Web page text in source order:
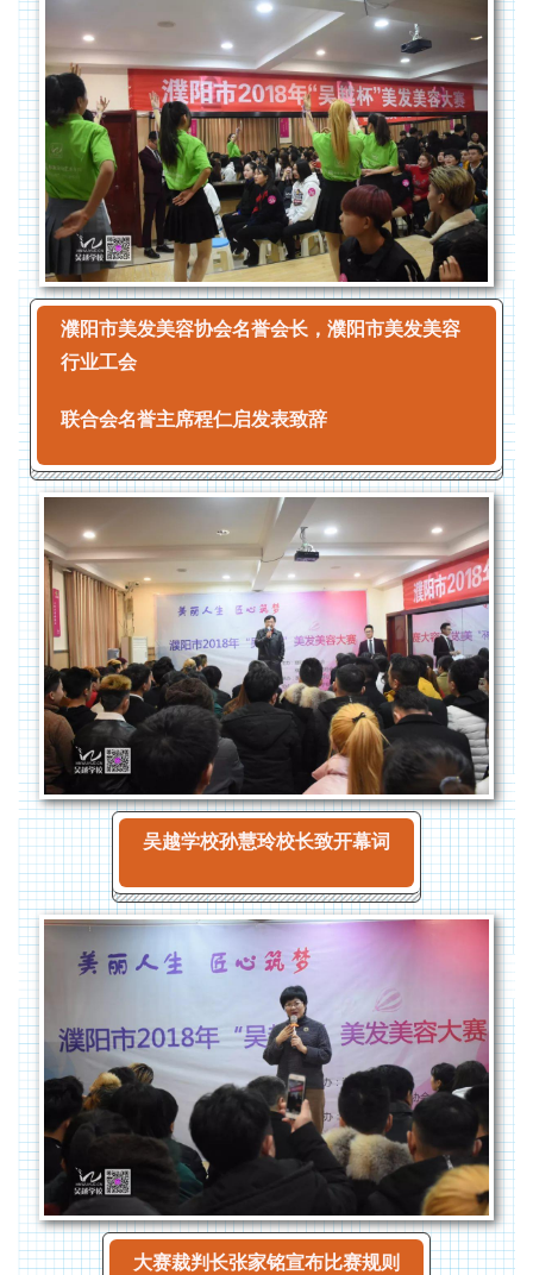
濮阳市美发美容协会名誉会长，濮阳市美发美容
行业工会
联合会名誉主席程仁启发表致辞
吴越学校孙慧玲校长致开幕词
大赛裁判长张家铭宣布比赛规则